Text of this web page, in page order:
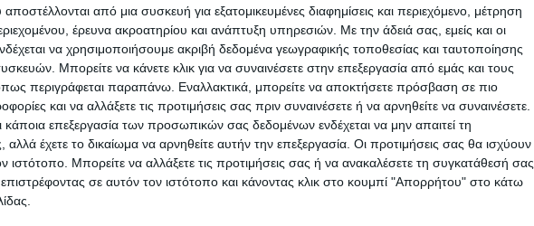
από μια συσκευή για εξατομικευμένες διαφημίσεις και περιεχόμενο, μέτρηση
έρευνα ακροατηρίου και ανάπτυξη υπηρεσιών. Με την άδειά σας, εμείς και οι
να χρησιμοποιήσουμε ακριβή δεδομένα γεωγραφικής τοποθεσίας και ταυτοποίησης
Μπορείτε να κάνετε κλικ για να συναινέσετε στην επεξεργασία από εμάς και τους
περιγράφεται παραπάνω. Εναλλακτικά, μπορείτε να αποκτήσετε πρόσβαση σε πιο
και να αλλάξετε τις προτιμήσεις σας πριν συναινέσετε ή να αρνηθείτε να συναινέσετε.
επεξεργασία των προσωπικών σας δεδομένων ενδέχεται να μην απαιτεί τη
έχετε το δικαίωμα να αρνηθείτε αυτήν την επεξεργασία. Οι προτιμήσεις σας θα ισχύουν
ιστότοπο. Μπορείτε να αλλάξετε τις προτιμήσεις σας ή να ανακαλέσετε τη συγκατάθεσή σας
σε αυτόν τον ιστότοπο και κάνοντας κλικ στο κουμπί "Απορρήτου" στο κάτω
ΝΕΟΣ ΑΓΩΝ στο Google News!
της Καρδίτσας και ευρύτερα της Θεσσαλίας
ΕΠΟΜΕΝΟ ΑΡΘΡΟ
Έκτακτο δελτίο καιρού από την ΕΜΥ, έρχονται
ισχυρές βροχές και καταιγίδες από αύριο